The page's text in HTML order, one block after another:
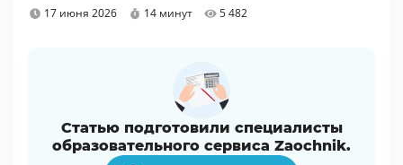
17 июня 2026 14 минут 5 482
Статью подготовили специалисты
образовательного сервиса Zaochnik.